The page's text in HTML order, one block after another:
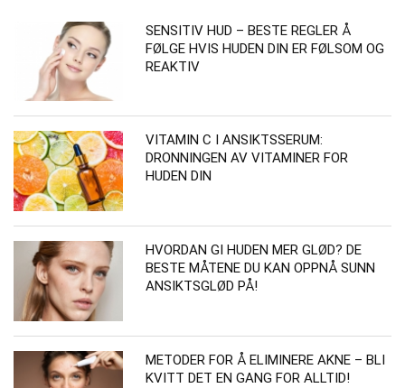
SENSITIV HUD – BESTE REGLER Å
FØLGE HVIS HUDEN DIN ER FØLSOM OG
REAKTIV
VITAMIN C I ANSIKTSSERUM:
DRONNINGEN AV VITAMINER FOR
HUDEN DIN
HVORDAN GI HUDEN MER GLØD? DE
BESTE MÅTENE DU KAN OPPNÅ SUNN
ANSIKTSGLØD PÅ!
METODER FOR Å ELIMINERE AKNE – BLI
KVITT DET EN GANG FOR ALLTID!